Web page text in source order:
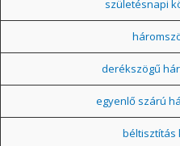
születésnapi
derékszögű
egyenlő szárú
béltisztítás